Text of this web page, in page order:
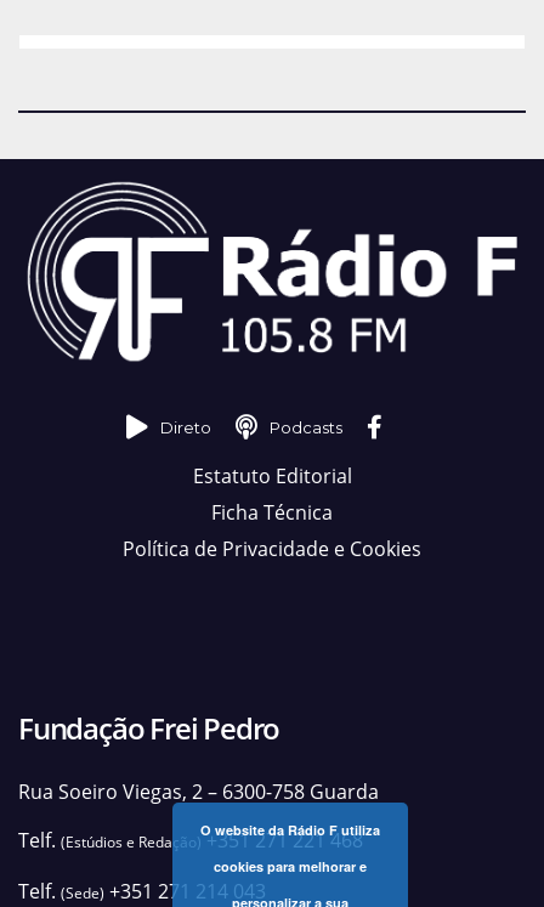
Direto Podcasts
Estatuto Editorial
Ficha Técnica
Política de Privacidade e Cookies
Fundação Frei Pedro
Rua Soeiro Viegas, 2 – 6300-758 Guarda
Telf. (Estúdios e Redação)+351 271 221 468
Telf. (Sede) +351 271 214 043
O website da Rádio F utiliza
cookies para melhorar e
personalizar a sua